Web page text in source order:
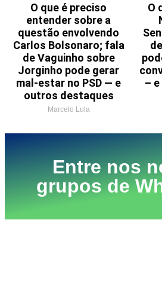
O que é preciso
entender sobre a
questão envolvendo
Carlos Bolsonaro; fala
de Vaguinho sobre
Jorginho pode gerar
mal-estar no PSD — e
outros destaques
Marcelo Lula
O
–
Entre nos
grupos de